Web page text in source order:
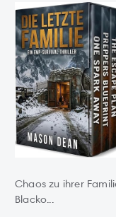
Chaos zu ihrer
Blacko...